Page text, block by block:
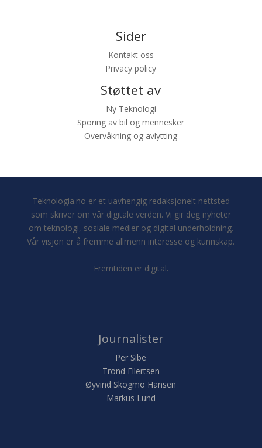
Sider
Kontakt oss
Privacy policy
Støttet av
Ny Teknologi
Sporing av bil og mennesker
Overvåkning og avlytting
Teknologia.no er et uavhengig redaksjonelt nettsted
som skriver om vår digitale verden. Vi gir deg nyheter
om teknologi, sosiale medier og digital underholdning.
Vår visjon er å fremme allmenn interesse og kunnskap.
Fremtiden er digital.
Journalister
Per Sibe
Trond Eilertsen
Øyvind Skogmo Hansen
Markus Lund